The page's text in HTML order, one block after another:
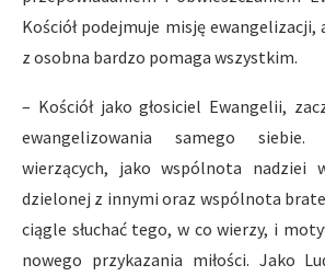
Kościół podejmuje misję ewangelizacji,
z osobna bardzo pomaga wszystkim.
– Kościół jako głosiciel Ewangelii,
ewangelizowania samego
wierzących, jako wspólnota nadziei
dzielonej z innymi oraz wspólnota
ciągle słuchać tego, w co wierzy, i
nowego przykazania miłości. Jako